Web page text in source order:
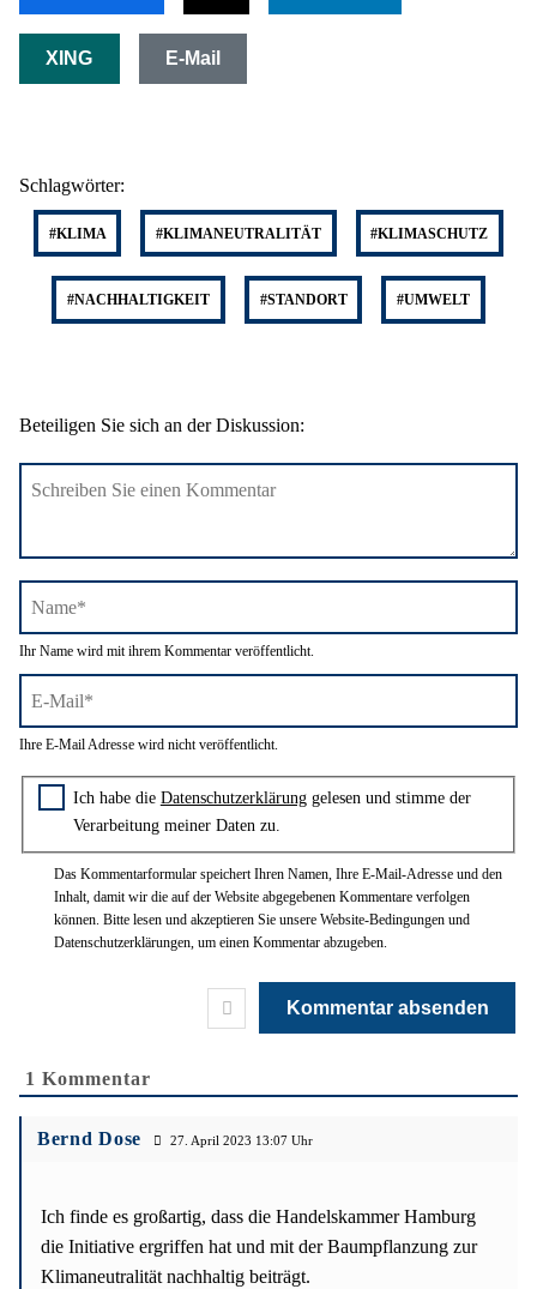
XING E-Mail
Schlagwörter:
#KLIMA #KLIMANEUTRALITÄT #KLIMASCHUTZ
#NACHHALTIGKEIT #STANDORT #UMWELT
Beteiligen Sie sich an der Diskussion:
Name*
Ihr Name wird mit ihrem Kommentar veröffentlicht.
E-
Mail*
Ihre E-Mail Adresse wird nicht veröffentlicht.
Zustimmung zur Datenschutzerklärung
Ich habe die Datenschutzerklärunggelesen und stimme der
Verarbeitung meiner Daten zu.
Das Kommentarformular speichert Ihren Namen, Ihre E-Mail-Adresse und den
Inhalt, damit wir die auf der Website abgegebenen Kommentare verfolgen
können. Bitte lesen und akzeptieren Sie unsere Website-Bedingungen und
Datenschutzerklärungen, um einen Kommentar abzugeben.
1 Kommentar
Bernd Dose 27. April 2023 13:07
Ich finde es großartig, dass die Handelskammer Hamburg
die Initiative ergriffen hat und mit der Baumpflanzung zur
Klimaneutralität nachhaltig beiträgt.